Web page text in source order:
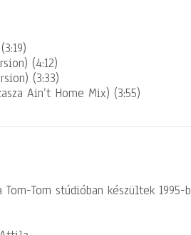
(4:12)
(3:33)
Ain’t Home Mix) (3:55)
Tom stúdióban készültek 1995-